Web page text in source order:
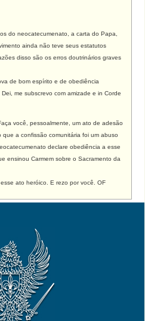
do neocatecumenato, a carta do Papa,
ainda não teve seus estatutos
disso são os erros doutrinários graves
de bom espírito e de obediência
me subscrevo com amizade ein Corde
você, pessoalmente, um ato de adesão
a confissão comunitária foi um abuso
declare obediência a esse
ensinou Carmem sobre o Sacramento da
ato heróico. E rezo por você. OF